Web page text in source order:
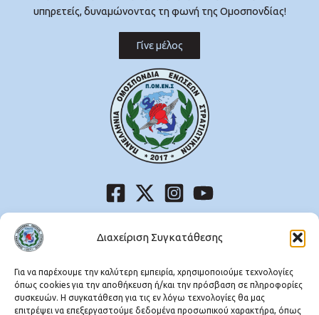
Διαχείριση Συγκατάθεσης
Για να παρέχουμε την καλύτερη εμπειρία, χρησιμοποιούμε τεχνολογίες
όπως cookies για την αποθήκευση ή/και την πρόσβαση σε πληροφορίες
συσκευών. Η συγκατάθεση για τις εν λόγω τεχνολογίες θα μας
επιτρέψει να επεξεργαστούμε δεδομένα προσωπικού χαρακτήρα, όπως
υπηρετείς, δυναμώνοντας τη φωνή της Ομοσπονδίας!
Γίνε μέλος
Τ.Κ. 15561
Fax: 210 6511292
Λυκούργου 9, Ομόνοια, 8ος όροφος,